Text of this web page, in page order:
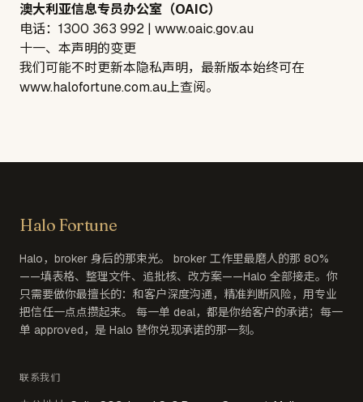
澳大利亚信息专员办公室（OAIC）
电话：1300 363 992 | www.oaic.gov.au
十一、本声明的变更
我们可能不时更新本隐私声明，最新版本始终可在
www.halofortune.com.au上查阅。
Halo Fortune
Halo，broker 身后的那束光。 broker 工作里最磨人的那 80%
——填表格、整理文件、追批核、改方案——Halo 全部接走。你
只需要做你最擅长的：和客户深度沟通，精准判断风险，用专业
把信任一点点攒起来。 每一单 deal，都是你给客户的承诺；每一
单 approved，是 Halo 替你兑现承诺的那一刻。
联系我们